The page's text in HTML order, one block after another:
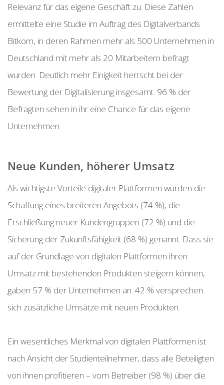
Relevanz für das eigene Geschäft zu. Diese Zahlen
ermittelte eine Studie im Auftrag des Digitalverbands
Bitkom, in deren Rahmen mehr als 500 Unternehmen in
Deutschland mit mehr als 20 Mitarbeitern befragt
wurden. Deutlich mehr Einigkeit herrscht bei der
Bewertung der Digitalisierung insgesamt. 96 % der
Befragten sehen in ihr eine Chance für das eigene
Unternehmen.
Neue Kunden, höherer Umsatz
Als wichtigste Vorteile digitaler Plattformen wurden die
Schaffung eines breiteren Angebots (74 %), die
Erschließung neuer Kundengruppen (72 %) und die
Sicherung der Zukunftsfähigkeit (68 %) genannt. Dass sie
auf der Grundlage von digitalen Plattformen ihren
Umsatz mit bestehenden Produkten steigern können,
gaben 57 % der Unternehmen an. 42 % versprechen
sich zusätzliche Umsätze mit neuen Produkten.
Ein wesentliches Merkmal von digitalen Plattformen ist
nach Ansicht der Studienteilnehmer, dass alle Beteiligten
von ihnen profitieren – vom Betreiber (98 %) über die